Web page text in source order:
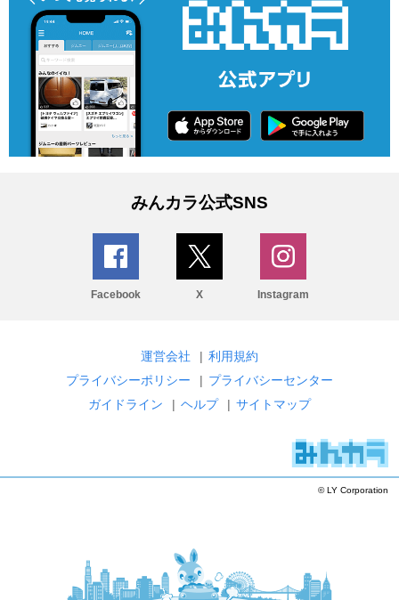
みんカラ公式SNS
Facebook X Instagram
運営会社 | 利用規約
プライバシーポリシー
| プライバシーセンター
ガイドライン
| ヘルプ | サイトマップ
© LY Corporation